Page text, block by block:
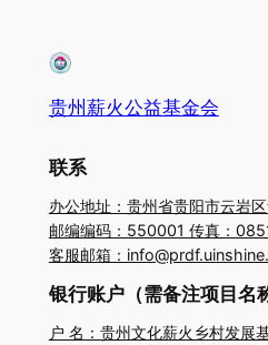
贵州薪火公益基金会
联系
办公地址：贵州省贵阳市云岩
邮编编码：550001 传真：
客服邮箱：
银行账户（需备注项目名
户 名：贵州文化薪火乡村发展